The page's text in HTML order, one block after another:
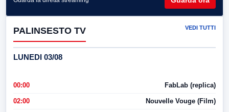
PALINSESTO TV VEDI TUTTI
LUNEDI 03/08
00:00 FabLab (replica)
02:00 Nouvelle Vouge (Film)